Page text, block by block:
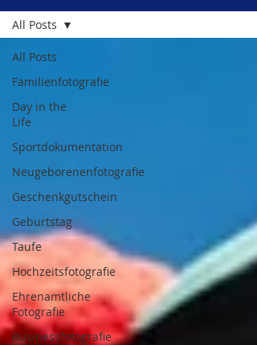
All Posts
Familienfotografie
Day in the
Life
Sportdokumentation
Neugeborenenfotografie
Geschenkgutschein
Geburtstag
Taufe
Hochzeitsfotografie
Ehrenamtliche
Fotografie
Businessfotografie
All Posts